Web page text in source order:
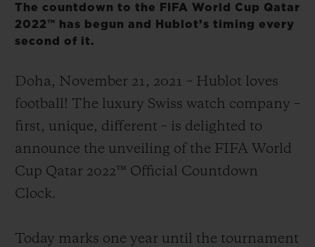
The countdown to the FIFA World Cup Qatar
2022™ has begun and Hublot’s timing every
second of it.
Doha, November 21, 2021 – Hublot loves
football! The luxury Swiss watch company –
first, unique, different – is delighted to
announce the unveiling of the FIFA World
Cup Qatar 2022™ Official Countdown
Clock.
Today marks one year until the tournament
무료 배송 & 반품
안전한 결제
기프트 파우치